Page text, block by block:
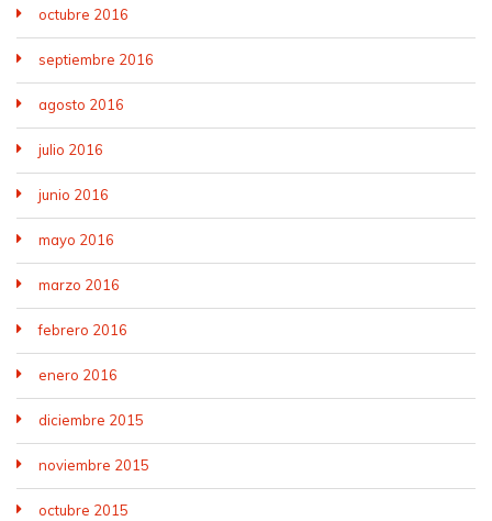
octubre 2016
septiembre 2016
agosto 2016
julio 2016
junio 2016
mayo 2016
marzo 2016
febrero 2016
enero 2016
diciembre 2015
noviembre 2015
octubre 2015